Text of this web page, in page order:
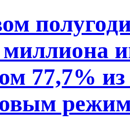
миллиона
77,7%